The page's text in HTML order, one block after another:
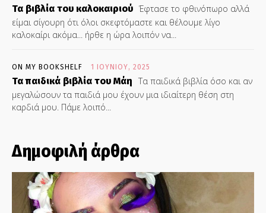
Τα βιβλία του καλοκαιριού Έφτασε το φθινόπωρο αλλά
είμαι σίγουρη ότι όλοι σκεφτόμαστε και θέλουμε λίγο
καλοκαίρι ακόμα... ήρθε η ώρα λοιπόν να...
ON MY BOOKSHELF 1 ΙΟΥΝΊΟΥ, 2025
Τα παιδικά βιβλία του Μάη Τα παιδικά βιβλία όσο και αν
μεγαλώσουν τα παιδιά μου έχουν μια ιδιαίτερη θέση στη
καρδιά μου. Πάμε λοιπό...
Δημοφιλή άρθρα